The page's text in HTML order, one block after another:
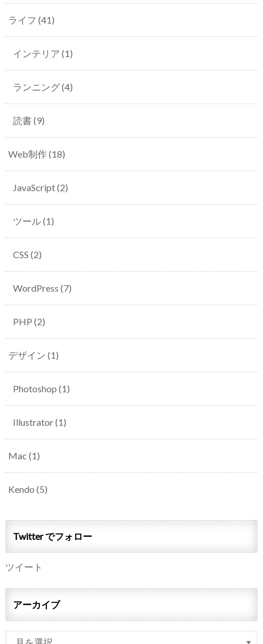
ライフ (41)
インテリア (1)
ランニング(4)
読書(9)
Web制作(18)
JavaScript(2)
ツール(1)
CSS (2)
WordPress (7)
PHP (2)
デザイン (1)
Photoshop (1)
Illustrator(1)
Mac (1)
Kendo (5)
Twitter でフォロー
ツイート
アーカイブ